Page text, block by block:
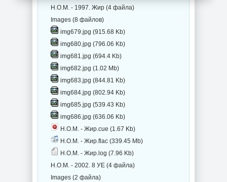
Н.О.М. - 1997. Жир (4 файла)
Images (8 файлов)
img679.jpg (915.68 Kb)
img680.jpg (796.06 Kb)
img681.jpg (694.4 Kb)
img682.jpg (1.02 Mb)
img683.jpg (844.81 Kb)
img684.jpg (802.94 Kb)
img685.jpg (539.43 Kb)
img686.jpg (636.06 Kb)
Н.О.М. - Жир.cue (1.67 Kb)
Н.О.М. - Жир.flac (339.45 Mb)
Н.О.М. - Жир.log (7.96 Kb)
Н.О.М. - 2002. 8 УЕ (4 файла)
Images (2 файла)